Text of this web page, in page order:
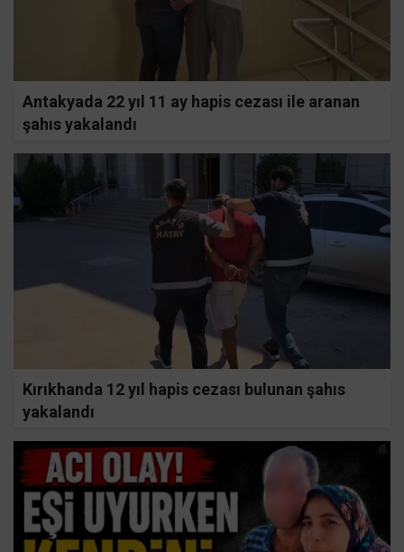
Antakyada 22 yıl 11 ay hapis cezası ile aranan
şahıs yakalandı
Kırıkhanda 12 yıl hapis cezası bulunan şahıs
yakalandı